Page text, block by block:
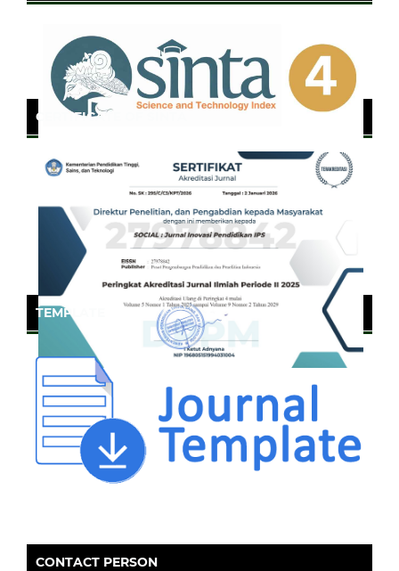
CERTIFICATE OF SINTA
TEMPLATE
CONTACT PERSON